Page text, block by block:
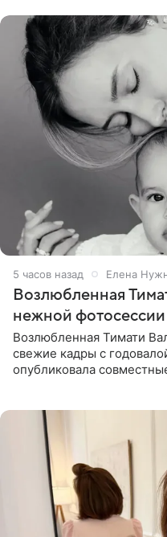
5 часов назад Елена
Возлюбленная
нежной
Возлюбленная Тимати
свежие кадры с
опубликовала